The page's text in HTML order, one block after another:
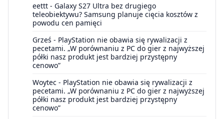
eettt - Galaxy S27 Ultra bez drugiego
teleobiektywu? Samsung planuje cięcia kosztów z
powodu cen pamięci
Grześ - PlayStation nie obawia się rywalizacji z
pecetami. „W porównaniu z PC do gier z najwyższej
półki nasz produkt jest bardziej przystępny
cenowo”
Woytec - PlayStation nie obawia się rywalizacji z
pecetami. „W porównaniu z PC do gier z najwyższej
półki nasz produkt jest bardziej przystępny
cenowo”